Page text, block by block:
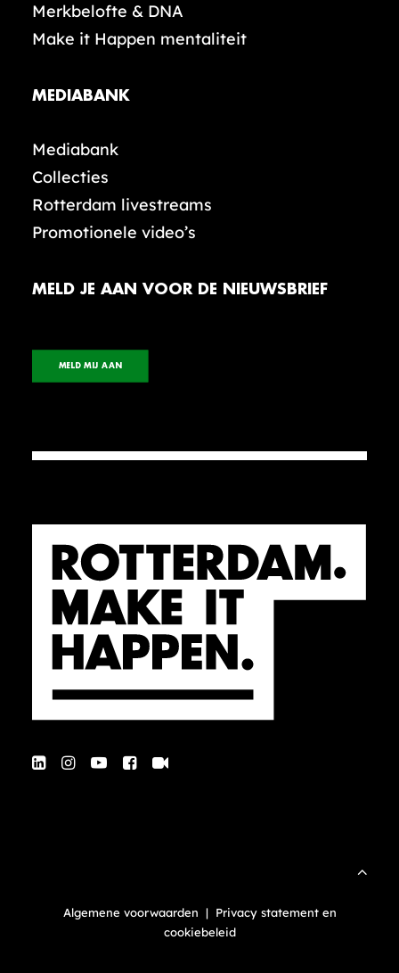
Merkbelofte & DNA
Make it Happen mentaliteit
MEDIABANK
Mediabank
Collecties
Rotterdam livestreams
Promotionele video’s
MELD JE AAN VOOR DE NIEUWSBRIEF
MELD MIJ AAN
Algemene voorwaarden | Privacy statement en
cookiebeleid